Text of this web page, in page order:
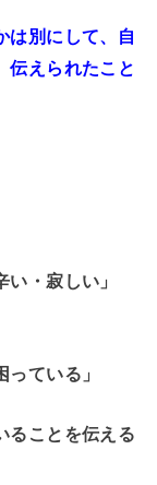
は別にして、自
伝えられたこと
・寂しい」
ている」
ることを伝える